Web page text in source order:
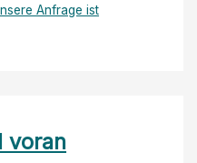
Anfrage ist
voran